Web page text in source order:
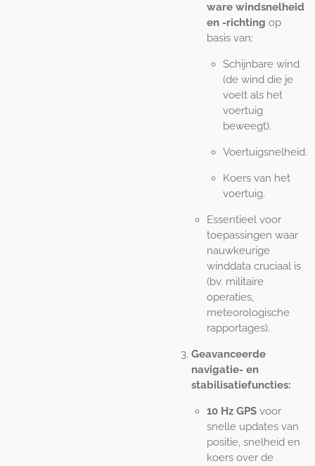
ware windsnelheid
en -richting op
basis van:
Schijnbare wind
(de wind die je
voelt als het
voertuig
beweegt).
Voertuigsnelheid.
Koers van het
voertuig.
Essentieel voor
toepassingen waar
nauwkeurige
winddata cruciaal is
(bv. militaire
operaties,
meteorologische
rapportages).
Geavanceerde
navigatie- en
stabilisatiefuncties:
10 Hz GPS voor
snelle updates van
positie, snelheid en
koers over de